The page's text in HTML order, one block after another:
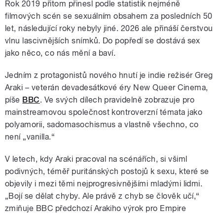
Rok 2019 přitom přinesl podle statistik nejméně
filmových scén se sexuálním obsahem za posledních 50
let, následující roky nebyly jiné. 2026 ale přináší čerstvou
vlnu lascivnějších snímků. Do popředí se dostává sex
jako něco, co nás mění a baví.
Jedním z protagonistů nového hnutí je indie režisér Greg
Araki – veterán devadesátkové éry New Queer Cinema,
píše BBC. Ve svých dílech pravidelně zobrazuje pro
mainstreamovou společnost kontroverzní témata jako
polyamorii, sadomasochismus a vlastně všechno, co
není „vanilla.“
V letech, kdy Araki pracoval na scénářích, si všiml
podivných, téměř puritánských postojů k sexu, které se
objevily i mezi těmi nejprogresivnějšími mladými lidmi.
„Bojí se dělat chyby. Ale právě z chyb se člověk učí,“
zmiňuje BBC předchozí Arakiho výrok pro Empire